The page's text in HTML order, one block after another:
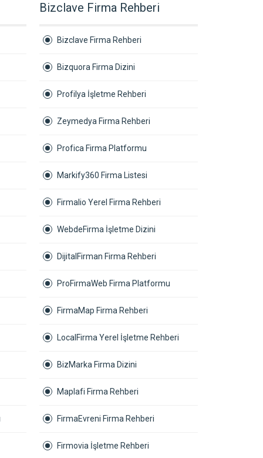
Bizclave Firma Rehberi
Bizclave Firma Rehberi
Bizquora Firma Dizini
Profilya İşletme Rehberi
Zeymedya Firma Rehberi
Profica Firma Platformu
Markify360 Firma Listesi
Firmalio Yerel Firma Rehberi
WebdeFirma İşletme Dizini
DijitalFirman Firma Rehberi
ProFirmaWeb Firma Platformu
FirmaMap Firma Rehberi
LocalFirma Yerel İşletme Rehberi
BizMarka Firma Dizini
Maplafi Firma Rehberi
FirmaEvreni Firma Rehberi
Firmovia İşletme Rehberi